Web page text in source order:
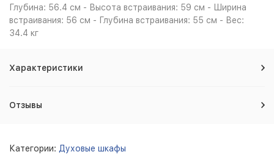
Глубина: 56.4 см - Высота встраивания: 59 см - Ширина
встраивания: 56 см - Глубина встраивания: 55 см - Вес:
34.4 кг
Характеристики
Отзывы
Категории: Духовые шкафы